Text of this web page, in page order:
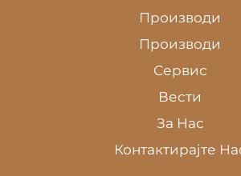
Производи
Производи
Сервис
Вести
За Нас
Контактирајте